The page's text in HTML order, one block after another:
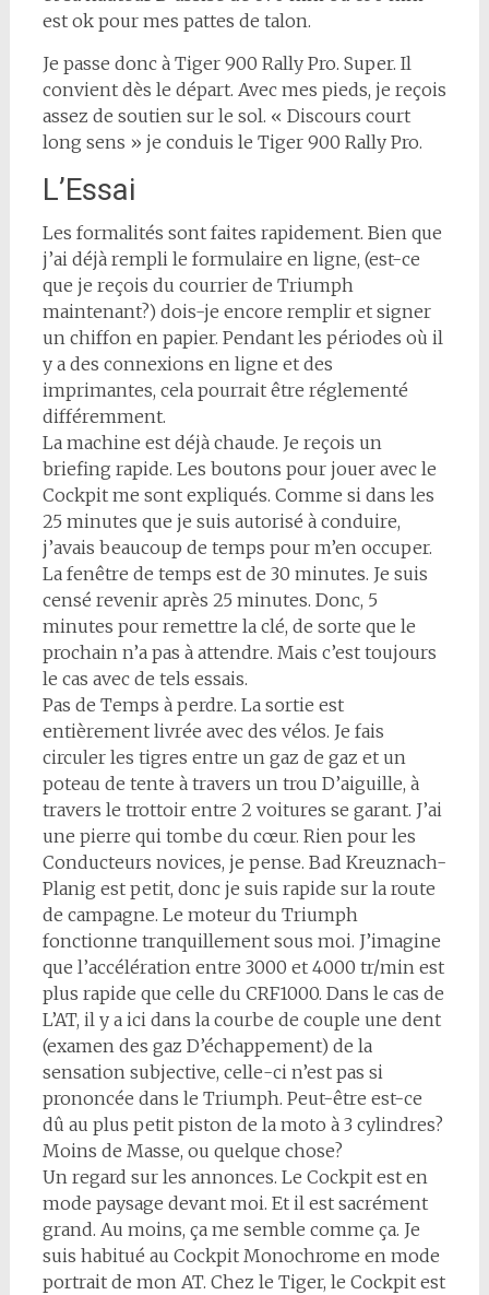
est ok pour mes pattes de talon.
Je passe donc à Tiger 900 Rally Pro. Super. Il
convient dès le départ. Avec mes pieds, je reçois
assez de soutien sur le sol. « Discours court
long sens » je conduis le Tiger 900 Rally Pro.
L’Essai
Les formalités sont faites rapidement. Bien que
j’ai déjà rempli le formulaire en ligne, (est-ce
que je reçois du courrier de Triumph
maintenant?) dois-je encore remplir et signer
un chiffon en papier. Pendant les périodes où il
y a des connexions en ligne et des
imprimantes, cela pourrait être réglementé
différemment.
La machine est déjà chaude. Je reçois un
briefing rapide. Les boutons pour jouer avec le
Cockpit me sont expliqués. Comme si dans les
25 minutes que je suis autorisé à conduire,
j’avais beaucoup de temps pour m’en occuper.
La fenêtre de temps est de 30 minutes. Je suis
censé revenir après 25 minutes. Donc, 5
minutes pour remettre la clé, de sorte que le
prochain n’a pas à attendre. Mais c’est toujours
le cas avec de tels essais.
Pas de Temps à perdre. La sortie est
entièrement livrée avec des vélos. Je fais
circuler les tigres entre un gaz de gaz et un
poteau de tente à travers un trou D’aiguille, à
travers le trottoir entre 2 voitures se garant. J’ai
une pierre qui tombe du cœur. Rien pour les
Conducteurs novices, je pense. Bad Kreuznach-
Planig est petit, donc je suis rapide sur la route
de campagne. Le moteur du Triumph
fonctionne tranquillement sous moi. J’imagine
que l’accélération entre 3000 et 4000 tr/min est
plus rapide que celle du CRF1000. Dans le cas de
L’AT, il y a ici dans la courbe de couple une dent
(examen des gaz D’échappement) de la
sensation subjective, celle-ci n’est pas si
prononcée dans le Triumph. Peut-être est-ce
dû au plus petit piston de la moto à 3 cylindres?
Moins de Masse, ou quelque chose?
Un regard sur les annonces. Le Cockpit est en
mode paysage devant moi. Et il est sacrément
grand. Au moins, ça me semble comme ça. Je
suis habitué au Cockpit Monochrome en mode
portrait de mon AT. Chez le Tiger, le Cockpit est